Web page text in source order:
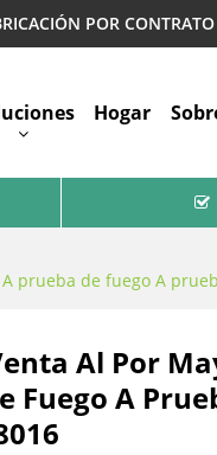
POR CONTRATO
Hogar
de fuego A
Al Por
Fuego A